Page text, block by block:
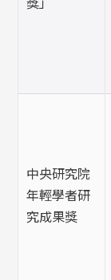
中央研究院
年輕學者研
究成果獎